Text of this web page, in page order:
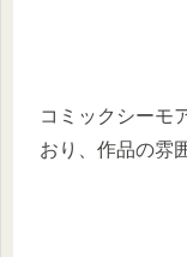
コミックシーモ
おり、作品の雰